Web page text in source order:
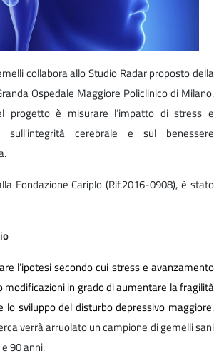
collabora allo Studio Radar proposto della
Ospedale Maggiore Policlinico di Milano.
progetto è misurare l’impatto di stress e
sull'integrità cerebrale e sul benessere
Fondazione Cariplo (Rif.2016-0908), è stato
l’ipotesi secondo cui stress e avanzamento
modificazioni in grado di aumentare la fragilità
lo sviluppo del disturbo depressivo maggiore.
verrà arruolato un campione di gemelli sani
90 anni.